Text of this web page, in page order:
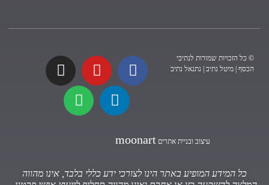
© כל הזכויות שמורות לנתיבי
הכסף | מיטל נתיב | נתנאל נתיב
עיצוב ובניית אתרים moonart
כל המידע המופיע באתר הינו לצורכי ידע כללי בלבד, אינו מהווה